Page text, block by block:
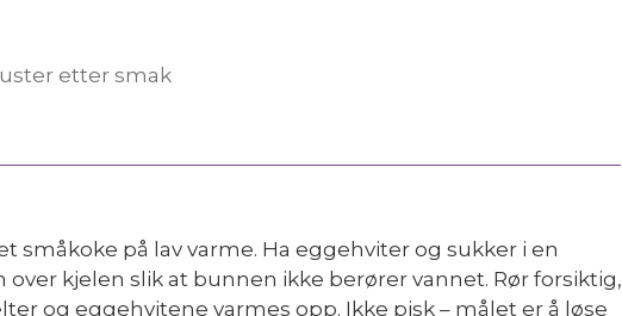
etter smak
småkoke på lav varme. Ha eggehviter og sukker i en
kjelen slik at bunnen ikke berører vannet. Rør forsiktig,
og eggehvitene varmes opp. Ikke pisk – målet er å løse